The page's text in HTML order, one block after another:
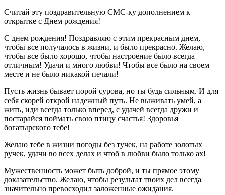
Считай эту поздравительную СМС-ку дополнением к
открытке с Днем рождения!
С днем рождения! Поздравляю с этим прекрасным днем,
чтобы все получалось в жизни, и было прекрасно. Желаю,
чтобы все было хорошо, чтобы настроение было всегда
отличным! Удачи и много любви! Чтобы все было на своем
месте и не было никакой печали!
Пусть жизнь бывает порой сурова, но ты будь сильным. И для
себя скорей открой надежный путь. Не выживать умей, а
жить, иди всегда только вперед, с удачей всегда дружи и
постарайся поймать свою птицу счастья! Здоровья
богатырского тебе!
Желаю тебе в жизни погоды без тучек, на работе золотых
ручек, удачи во всех делах и чтоб в любви было только ах!
Мужественность может быть доброй, и ты прямое этому
доказательство. Желаю, чтобы результат твоих дел всегда
значительно превосходил заложенные ожидания.